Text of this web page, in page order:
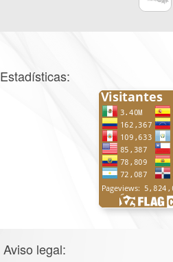
Estadísticas:
Aviso legal: